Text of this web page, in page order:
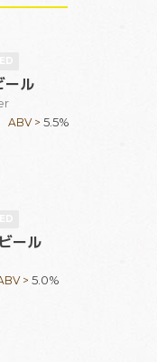
ール
ABV > 5.5%
ール
> 5.0%